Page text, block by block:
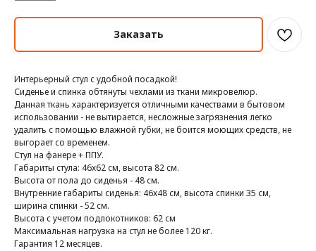
Заказать
Интерьерный стул с удобной посадкой!
Сиденье и спинка обтянуты чехлами из ткани микровелюр.
Данная ткань характеризуется отличными качествами в бытовом
использовании - не вытирается, несложные загрязнения легко
удалить с помощью влажной губки, не боится моющих средств, не
выгорает со временем.
Стул на фанере + ППУ.
Габариты стула: 46х62 см, высота 82 см.
Высота от пола до сиденья - 48 см.
Внутренние габариты сиденья: 46х48 см, высота спинки 35 см,
ширина спинки - 52 см.
Высота с учетом подлокотников: 62 см
Максимальная нагрузка на стул не более 120 кг.
Гарантия 12 месяцев.